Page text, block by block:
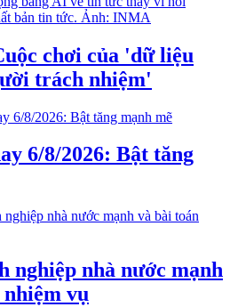
chơi của 'dữ liệu
trách nhiệm'
6/8/2026: Bật tăng
nghiệp nhà nước mạnh
vụ